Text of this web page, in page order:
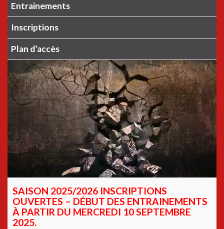
Entrainements
Inscriptions
Plan d’accès
SAISON 2025/2026 INSCRIPTIONS
OUVERTES – DÉBUT DES ENTRAINEMENTS
À PARTIR DU MERCREDI 10 SEPTEMBRE
2025.